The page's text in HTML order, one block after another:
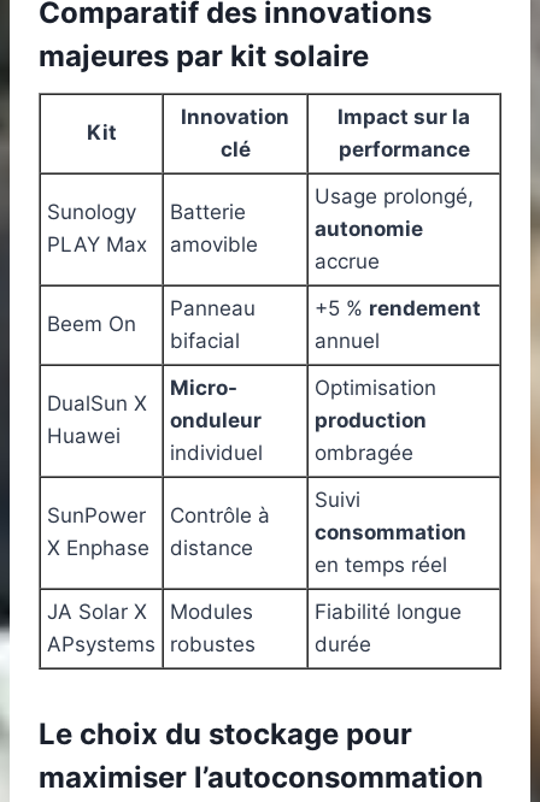
Comparatif des innovations
majeures par kit solaire
Kit
Innovation
clé
Impact sur la
performance
Sunology
PLAY Max
Batterie
amovible
Usage prolongé,
autonomie
accrue
Beem On
Panneau
bifacial
+5 % rendement
annuel
DualSun X
Huawei
Micro-
onduleur
individuel
Optimisation
production
ombragée
SunPower
X Enphase
Contrôle à
distance
Suivi
consommation
en temps réel
JA Solar X
APsystems
Modules
robustes
Fiabilité longue
durée
Le choix du stockage pour
maximiser l’autoconsommation